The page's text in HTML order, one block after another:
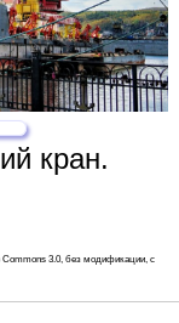
кран.
Commons 3.0, без модификации, с